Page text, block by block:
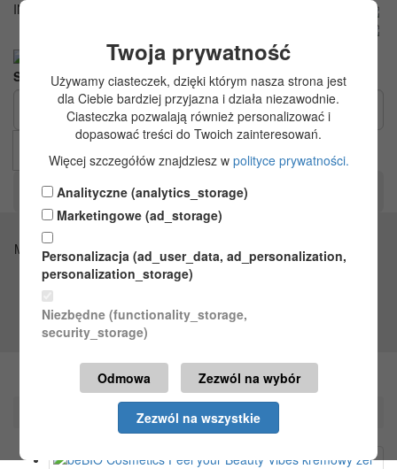
Twoja prywatność
Używamy ciasteczek, dzięki którym nasza strona jest
dla Ciebie bardziej przyjazna i działa niezawodnie.
Ciasteczka pozwalają również personalizować i
dopasować treści do Twoich zainteresowań.
Więcej szczegółów znajdziesz w polityce prywatności.
Analityczne (analytics_storage)
Marketingowe (ad_storage)
Personalizacja (ad_user_data, ad_personalization,
personalization_storage)
Niezbędne (functionality_storage,
security_storage)
Odmowa Zezwól na wybór
Zezwól na wszystkie
INFOLINIA: 22 258 97 01
Szukaj
0 Koszyk (0.00zł)
Menu
beBIO Cosmetics Feel your...